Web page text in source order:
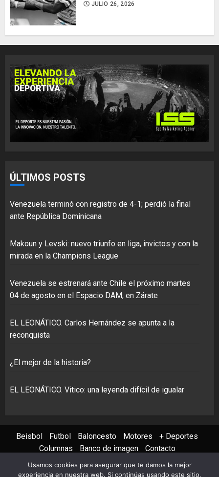
JULIO 26, 2026
ÚLTIMOS POSTS
Venezuela terminó con registro de 4-1; perdió la final
ante República Dominicana
Makoun y Levski: nuevo triunfo en liga, invictos y con la
mirada en la Champions League
Venezuela se estrenará ante Chile el próximo martes
04 de agosto en el Espacio DAM, en Zárate
EL LEONÁTICO. Carlos Hernández se apunta a la
reconquista
¿El mejor de la historia?
EL LEONÁTICO. Vitico: una leyenda difícil de igualar
Beisbol Futbol Baloncesto Motores
+ Deportes
Columnas
Banco de imagen Contacto
Instagram
X YoutubeFacebook
TikTok
Usamos cookies para asegurar que te damos la mejor
experiencia en nuestra web. Si continúas usando este sitio,